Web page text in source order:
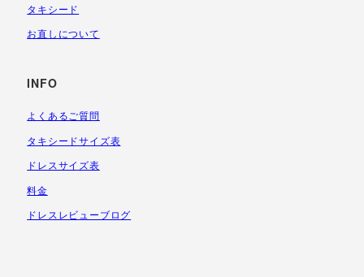
タキシード
お直しについて
INFO
よくあるご質問
タキシードサイズ表
ドレスサイズ表
料金
ドレスレビューブログ